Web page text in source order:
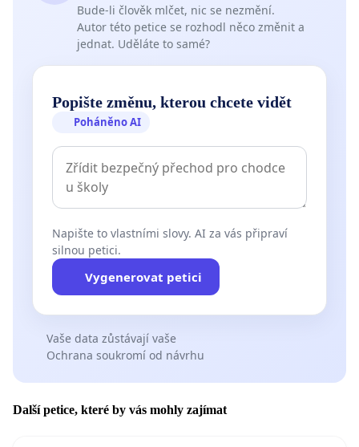
Bude-li člověk mlčet, nic se nezmění.
Autor této petice se rozhodl něco změnit a
jednat. Uděláte to samé?
Popište změnu, kterou chcete vidět
Poháněno AI
Napište to vlastními slovy. AI za vás připraví
silnou petici.
Vygenerovat petici
Vaše data zůstávají vaše
Ochrana soukromí od návrhu
Další petice, které by vás mohly zajímat